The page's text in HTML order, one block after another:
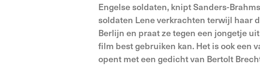
Engelse soldaten, knipt Sanders-
soldaten Lene verkrachten terwijl haar
Berlijn en praat ze tegen een jongetje
film best gebruiken kan. Het is ook een
opent met een gedicht van Bertolt